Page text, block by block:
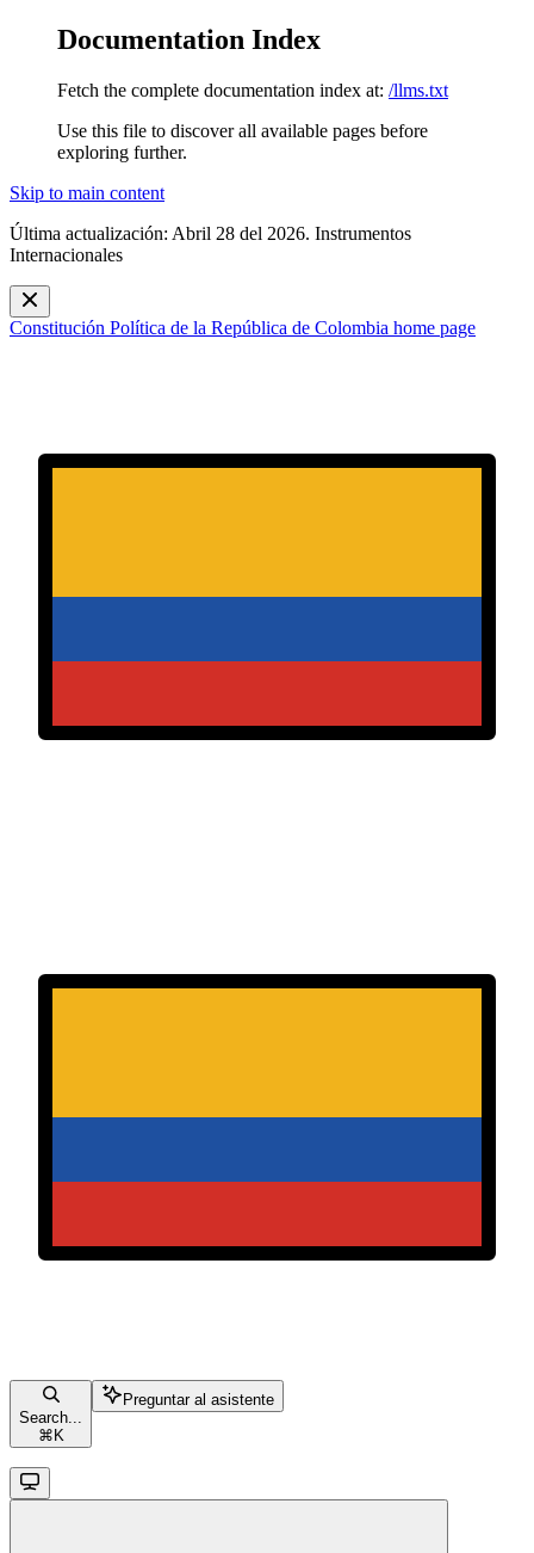
Documentation Index
Fetch the complete documentation index at: /llms.txt
Use this file to discover all available pages before
exploring further.
Skip to main content
Última actualización: Abril 28 del 2026. Instrumentos
Internacionales
Constitución Política de la República de Colombia home page
Search...
⌘ K
Preguntar al asistente